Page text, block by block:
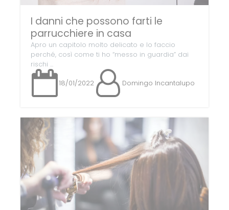
I danni che possono farti le
parrucchiere in casa
Apro un capitolo molto delicato e lo faccio
perché, così come ti ho “messo in guardia” dai
rischi ...
18/01/2022 Domingo Incantalupo